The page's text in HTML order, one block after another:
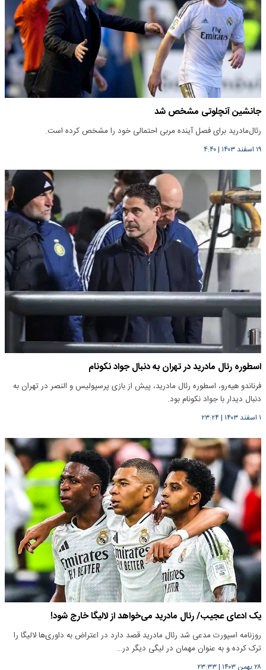
جانشین آنچلوتی مشخص شد
رئال‌مادرید برای فصل آینده مربی احتمالی خود را مشخص کرده است.
۱۹ اسفند ۱۴۰۳ |۴:۴۰
اسطوره رئال مادرید در تهران به دنبال جواد نکونام
فرناندو هیه‌رو، اسطوره رئال مادرید، پیش از بازی پرسپولیس و النصر در تهران به
دنبال دیدار با جواد نکونام بود.
۱ اسفند ۱۴۰۳ |۲۳:۲۴
یک ادعای عجیب/ رئال مادرید می‌خواهد از لالیگا خارج شود!
روزنامه اسپورت مدعی شد رئال مادرید قصد دارد در اعتراض به ‏داوری‌ها لالیگا را
ترک کرده و به عنوان مهمان در لیگی دیگر در…
۲۸ بهمن ۱۴۰۳ |۲۳:۳۳